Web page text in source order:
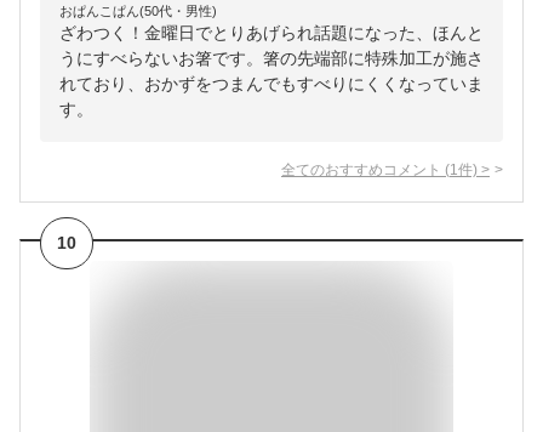
おぱんこぱん(50代・男性)
ざわつく！金曜日でとりあげられ話題になった、ほんと
うにすべらないお箸です。箸の先端部に特殊加工が施さ
れており、おかずをつまんでもすべりにくくなっていま
す。
全てのおすすめコメント (1 件) >
10